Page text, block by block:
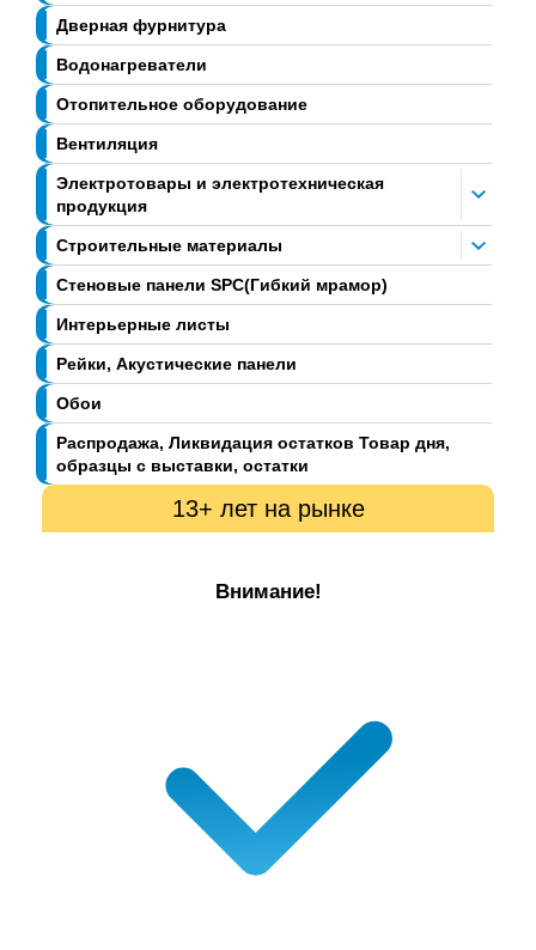
Дверная фурнитура
Водонагреватели
Отопительное оборудование
Вентиляция
Электротовары и электротехническая
продукция
Строительные материалы
Стеновые панели SPC(Гибкий мрамор)
Интерьерные листы
Рейки, Акустические панели
Обои
Распродажа, Ликвидация остатков Товар дня,
образцы с выставки, остатки
13+ лет на рынке
Внимание!